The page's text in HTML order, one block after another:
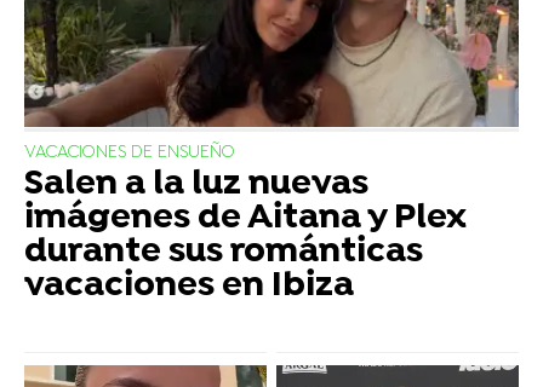
VACACIONES DE ENSUEÑO
Salen a la luz nuevas
imágenes de Aitana y Plex
durante sus románticas
vacaciones en Ibiza